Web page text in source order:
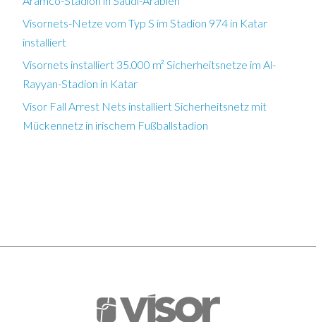
Visornets-Netze vom Typ S im Stadion 974 in Katar
installiert
Visornets installiert 35.000 m² Sicherheitsnetze im Al-
Rayyan-Stadion in Katar
Visor Fall Arrest Nets installiert Sicherheitsnetz mit
Mückennetz in irischem Fußballstadion